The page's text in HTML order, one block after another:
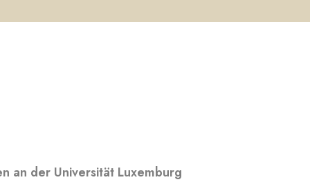
an der Universität Luxemburg